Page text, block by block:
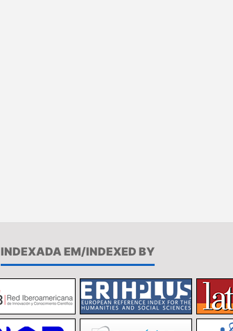
INDEXADA EM/INDEXED BY